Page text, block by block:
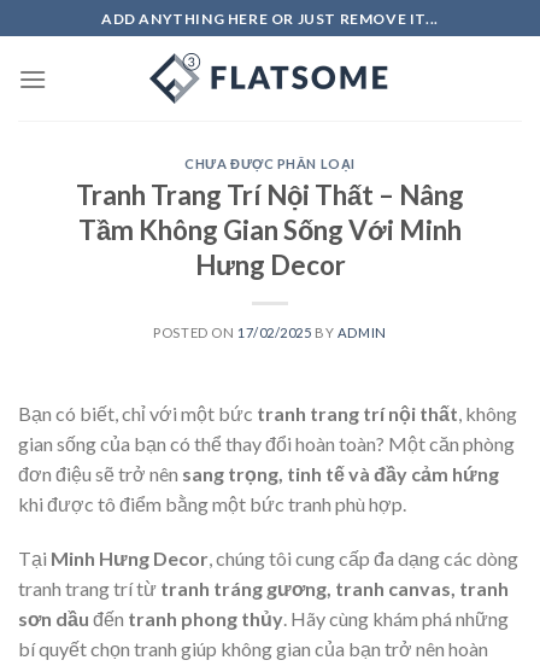
to
content
ADD ANYTHING HERE OR JUST REMOVE IT...
CHƯA ĐƯỢC PHÂN LOẠI
Tranh Trang Trí Nội Thất – Nâng
Tầm Không Gian Sống Với Minh
Hưng Decor
POSTED ON 17/02/2025 BY ADMIN
Bạn có biết, chỉ với một bức tranh trang trí nội thất , không
gian sống của bạn có thể thay đổi hoàn toàn? Một căn phòng
đơn điệu sẽ trở nên sang trọng, tinh tế và đầy cảm hứng
khi được tô điểm bằng một bức tranh phù hợp.
Tại Minh Hưng Decor, chúng tôi cung cấp đa dạng các dòng
tranh trang trí từ tranh tráng gương, tranh canvas, tranh
sơn dầu đến tranh phong thủy. Hãy cùng khám phá những
bí quyết chọn tranh giúp không gian của bạn trở nên hoàn